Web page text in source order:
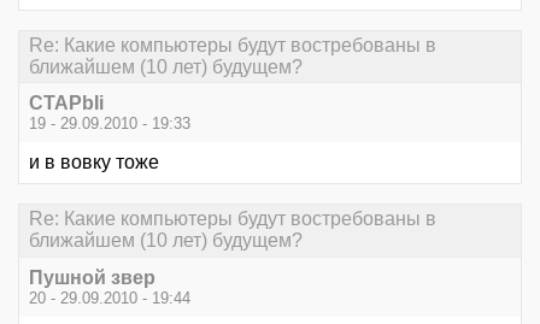
Re: Какие компьютеры будут востребованы в
ближайшем (10 лет) будущем?
CTAPbIi
19 - 29.09.2010 - 19:33
и в вовку тоже
Re: Какие компьютеры будут востребованы в
ближайшем (10 лет) будущем?
Пушной звер
20 - 29.09.2010 - 19:44